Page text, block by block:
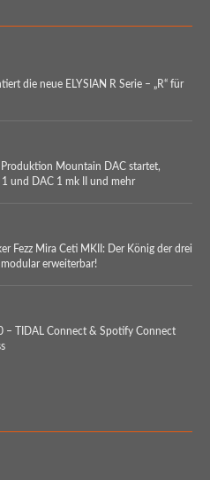
die neue ELYSIAN R Serie – „R“ für
Produktion Mountain DAC startet,
und DAC 1 mk II und mehr
Fezz Mira Ceti MKII: Der König der drei
erweiterbar!
– TIDAL Connect & Spotify Connect